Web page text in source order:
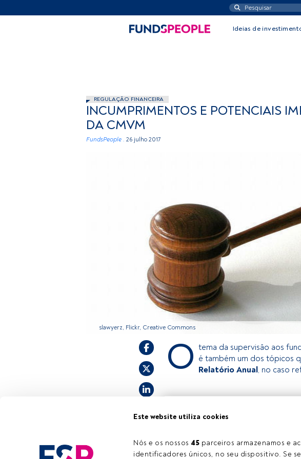
Este website utiliza cookies
Nós e os nossos 45 parceiros armazenamos e
identificadores únicos, no seu dispositivo. Se
Ideias de
REGULAÇÃO FINANCEIRA
INCUMPRIMENTOS E POTENCIAIS
DA CMVM
FundsPeople . 26 julho 2017
slawyerz, Flickr, Creative Commons
O tema da supervisão aos
é também um dos tópicos
Relatório Anual, no caso
estiver registado, aceda através do
oferece.